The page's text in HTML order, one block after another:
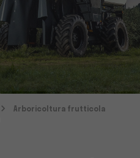
Arboricoltura frutticola